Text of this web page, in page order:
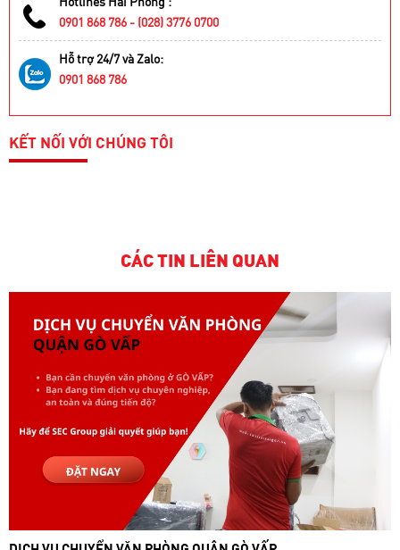
0901 868 786 - (028) 3776 0700
Hỗ trợ 24/7 và Zalo:
0901 868 786
KẾT NỐI VỚI CHÚNG TÔI
CÁC TIN LIÊN QUAN